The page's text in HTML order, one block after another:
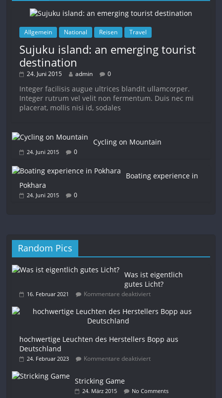
Allgemein National Reisen Travel
Sujuku island: an emerging tourist
destination
24. Juni 2015 admin 0
Integer facilisis augue ultrices blandit ullamcorper.
Integer rutrum vel velit non fermentum. Duis nec mi
placerat, mollis nisi id, sodales
Cycling on Mountain
24. Juni 2015 0
Boating experience in
Pokhara
24. Juni 2015 0
Random Pics
Was ist eigentlich
gutes Licht?
16. Februar 2021 Kommentare deaktiviert
hochwertige Leuchten des Herstellers Bopp aus
Deutschland
24. Februar 2023 Kommentare deaktiviert
Stricking Game
24. März 2015 No Comments